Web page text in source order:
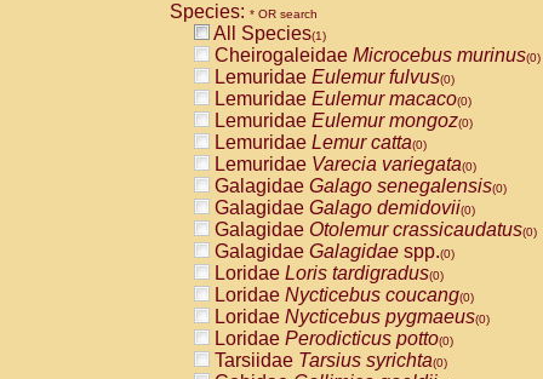
Species: * OR search
All Species(1)
Cheirogaleidae Microcebus murinus(0)
Lemuridae Eulemur fulvus(0)
Lemuridae Eulemur macaco(0)
Lemuridae Eulemur mongoz(0)
Lemuridae Lemur catta(0)
Lemuridae Varecia variegata(0)
Galagidae Galago senegalensis(0)
Galagidae Galago demidovii(0)
Galagidae Otolemur crassicaudatus(0)
Galagidae Galagidae spp.(0)
Loridae Loris tardigradus(0)
Loridae Nycticebus coucang(0)
Loridae Nycticebus pygmaeus(0)
Loridae Perodicticus potto(0)
Tarsiidae Tarsius syrichta(0)